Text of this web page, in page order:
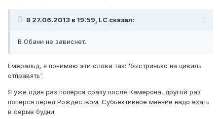
В 27.06.2013 в 19:59, LC сказал:
В Обани не зависнет.
Емеральд, я понимаю эти слова так: 'быстринько на цивиль
отправять'.
Я уже один раз попёрся сразу после Камерона, другой раз
попёрся перед Рождеством. Субьективное мнение надо ехать
в серые будни.